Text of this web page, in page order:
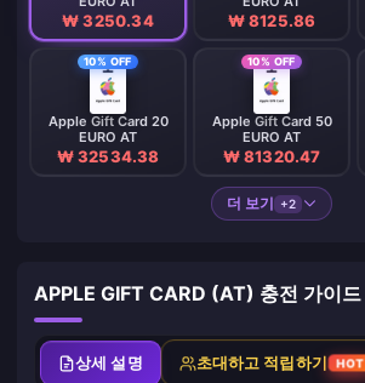
₩ 3250.34 ₩ 8125.86
10% OFF
Apple Gift Card 20
EURO AT
₩ 32534.38
10% OFF
Apple Gift Card 50
EURO AT
₩ 81320.47
더 보기 +2
APPLE GIFT CARD (AT) 충전 가이드
상세 설명 초대하고 적립하기 HOT